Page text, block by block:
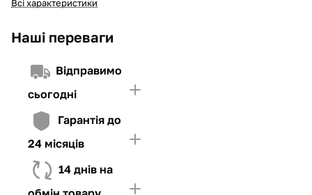
Всі характеристики
Наші переваги
Відправимо
сьогодні
Гарантія до
24 місяців
14 днів на